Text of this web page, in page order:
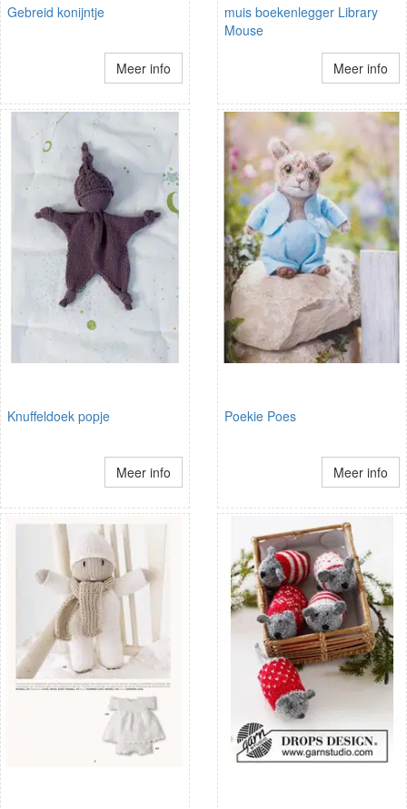
Gebreid konijntje
Meer info
muis boekenlegger Library
Mouse
Meer info
Knuffeldoek popje
Meer info
Poekie Poes
Meer info